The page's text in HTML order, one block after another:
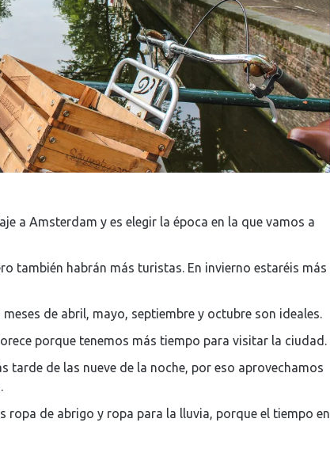
a Amsterdam y es elegir la época en la que vamos a
también habrán más turistas. En invierno estaréis más
de abril, mayo, septiembre y octubre son ideales.
porque tenemos más tiempo para visitar la ciudad.
de las nueve de la noche, por eso aprovechamos
ropa de abrigo y ropa para la lluvia, porque el tiempo en